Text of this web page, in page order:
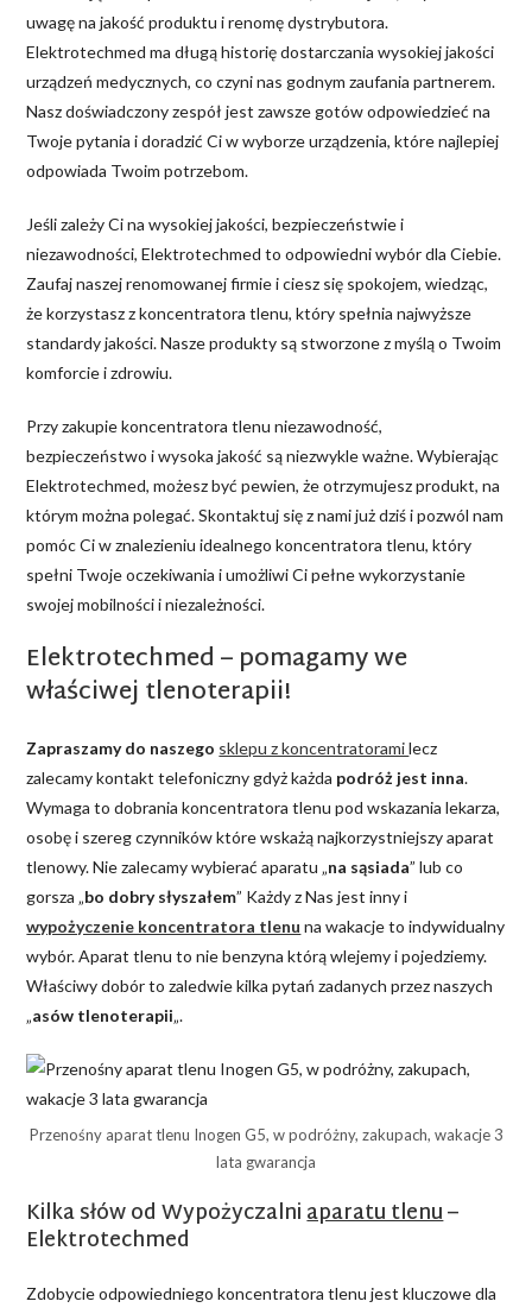
uwagę na jakość produktu i renomę dystrybutora.
Elektrotechmed ma długą historię dostarczania wysokiej jakości
urządzeń medycznych, co czyni nas godnym zaufania partnerem.
Nasz doświadczony zespół jest zawsze gotów odpowiedzieć na
Twoje pytania i doradzić Ci w wyborze urządzenia, które najlepiej
odpowiada Twoim potrzebom.
Jeśli zależy Ci na wysokiej jakości, bezpieczeństwie i
niezawodności, Elektrotechmed to odpowiedni wybór dla Ciebie.
Zaufaj naszej renomowanej firmie i ciesz się spokojem, wiedząc,
że korzystasz z koncentratora tlenu, który spełnia najwyższe
standardy jakości. Nasze produkty są stworzone z myślą o Twoim
komforcie i zdrowiu.
Przy zakupie koncentratora tlenu niezawodność,
bezpieczeństwo i wysoka jakość są niezwykle ważne. Wybierając
Elektrotechmed, możesz być pewien, że otrzymujesz produkt, na
którym można polegać. Skontaktuj się z nami już dziś i pozwól nam
pomóc Ci w znalezieniu idealnego koncentratora tlenu, który
spełni Twoje oczekiwania i umożliwi Ci pełne wykorzystanie
swojej mobilności i niezależności.
Elektrotechmed – pomagamy we
właściwej tlenoterapii!
Zapraszamy do naszego sklepu z koncentratoramilecz
zalecamy kontakt telefoniczny gdyż każda podróż jest inna.
Wymaga to dobrania koncentratora tlenu pod wskazania lekarza,
osobę i szereg czynników które wskażą najkorzystniejszy aparat
tlenowy. Nie zalecamy wybierać aparatu „na sąsiada” lub co
gorsza „bo dobry słyszałem” Każdy z Nas jest inny i
wypożyczenie koncentratora tlenu na wakacje to indywidualny
wybór. Aparat tlenu to nie benzyna którą wlejemy i pojedziemy.
Właściwy dobór to zaledwie kilka pytań zadanych przez naszych
„asów tlenoterapii„.
Przenośny aparat tlenu Inogen G5, w podróżny, zakupach, wakacje 3
lata gwarancja
Kilka słów od Wypożyczalniaparatu tlenu–
Elektrotechmed
Zdobycie odpowiedniego koncentratora tlenu jest kluczowe dla